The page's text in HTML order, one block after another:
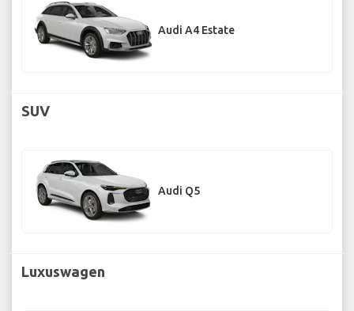
Audi A4 Estate
SUV
Audi Q5
Luxuswagen